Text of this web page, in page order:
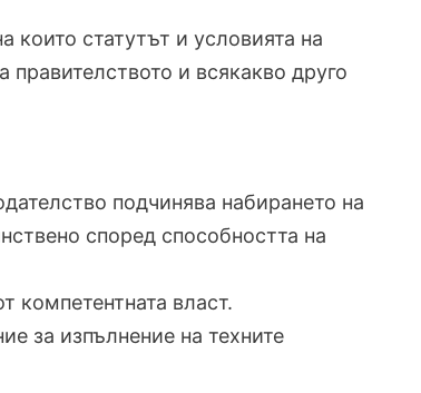
които статутът и условията на
и всякакво друго
подчинява набирането на
според способността на
компетентната власт.
за изпълнение на техните